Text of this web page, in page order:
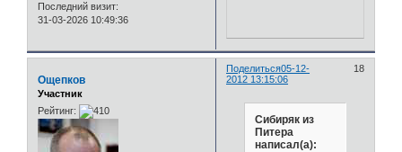
Последний визит:
31-03-2026 10:49:36
Поделиться 18
05-12-
2012 13:15:06
Ощепков
Участник
Рейтинг:
Сибиряк из
Питера
написал(а):